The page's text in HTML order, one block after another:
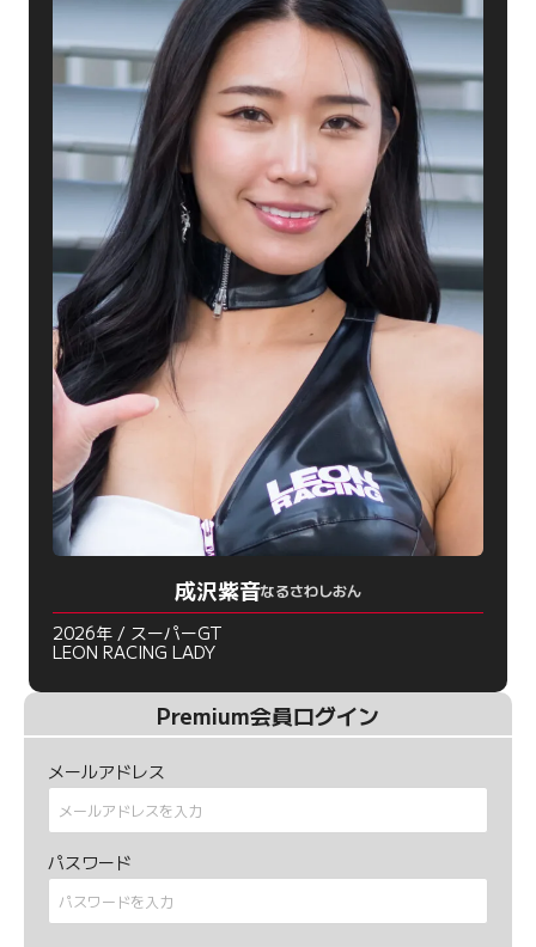
成沢紫音なるさわしおん
2026年 / スーパーGT
LEON RACING LADY
Premium会員ログイン
メールアドレス
パスワード